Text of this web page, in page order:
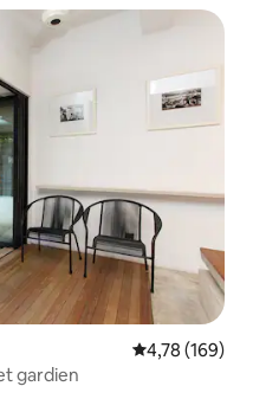
Évaluation
4,78 (169)
gardien